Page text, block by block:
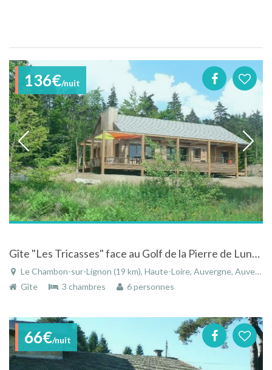
136€/nuit
Gîte "Les Tricasses" face au Golf de la Pierre de Lune au Chambon-sur-Lignon
Le Chambon-sur-Lignon (19 km), Haute-Loire, Auvergne, Auvergne-Rhône-Alpes, France
Gîte
3 chambres 6 personnes
66€/nuit